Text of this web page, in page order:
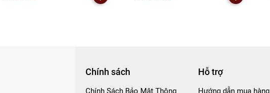
Chính sách
Chính Sách Bảo Mật Thông
Hỗ trợ
Hướng dẫn mua hàng